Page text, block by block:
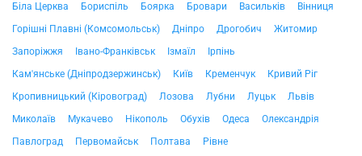
Біла Церква Бориспіль Боярка Бровари Васильків
Вінниця
Горішні Плавні (Комсомольськ)
Дніпро Дрогобич
Житомир
Запоріжжя
Івано-Франківськ Ізмаїл
Ірпінь
Кам'янське (Дніпродзержинськ)
Київ Кременчук
Кривий Ріг
Кропивницький (Кіровоград)
Лозова Лубни Луцьк
Львів
Миколаїв
Мукачево Нікополь Обухів Одеса
Олександрія
Павлоград
Первомайськ Полтава
Рівне